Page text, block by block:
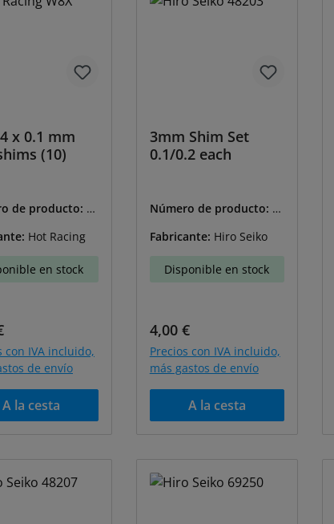
x 0.1 mm
(10)
de producto: H
Hot Racing
en stock
normal:
con IVA incluido,
de envío
A la cesta
3mm Shim Set
0.1/0.2 each
Número de producto: H
Fabricante: Hiro Seiko
Disponible en stock
Precio normal:
4,00 €
Precios con IVA incluido,
más gastos de envío
A la cesta